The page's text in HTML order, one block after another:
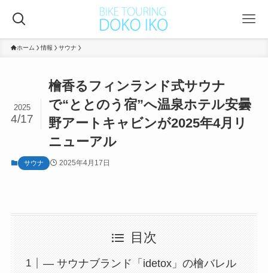
ホーム 情報 サウナ
檜香るフィンランド式サウナ
で“ととのう宿”へ温泉ホテル安曇
野アートキャビンが2025年4月リ
ニューアル
2025
4/17
サウナ 2025年4月17日
目次
― サウナブランド「idetox」の檜バレル